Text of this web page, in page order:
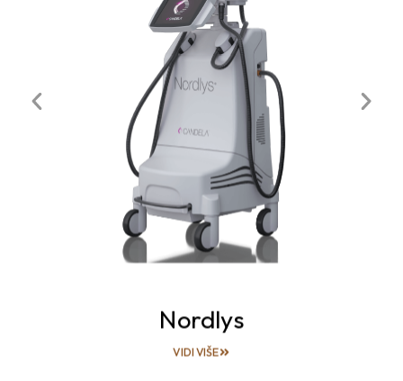
Nordlys
VIDI VIŠE